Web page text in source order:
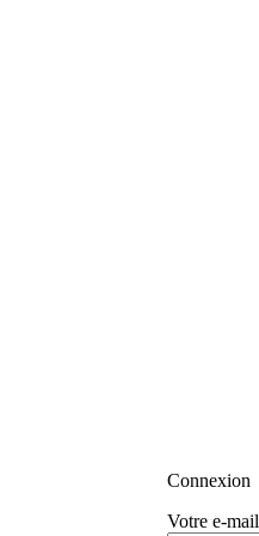
Connexion
Votre e-mail